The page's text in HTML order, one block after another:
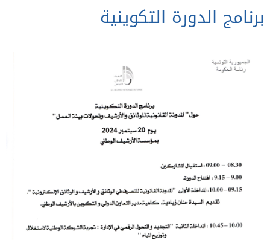
برنامج الدورة التكوينية